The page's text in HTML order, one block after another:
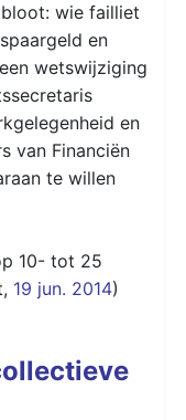
wie failliet
en
wetswijziging
en
van Financiën
te willen
10- tot 25
19 jun. 2014)